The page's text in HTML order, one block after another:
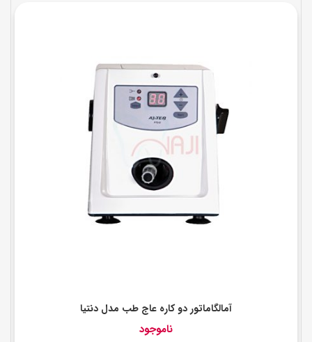
آمالگاماتور دو کاره عاج طب مدل دنتیا
ناموجود